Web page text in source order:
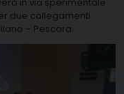
in via sperimentale
due collegamenti
– Pescara.